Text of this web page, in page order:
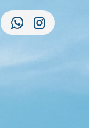
+994 12 498 00 63